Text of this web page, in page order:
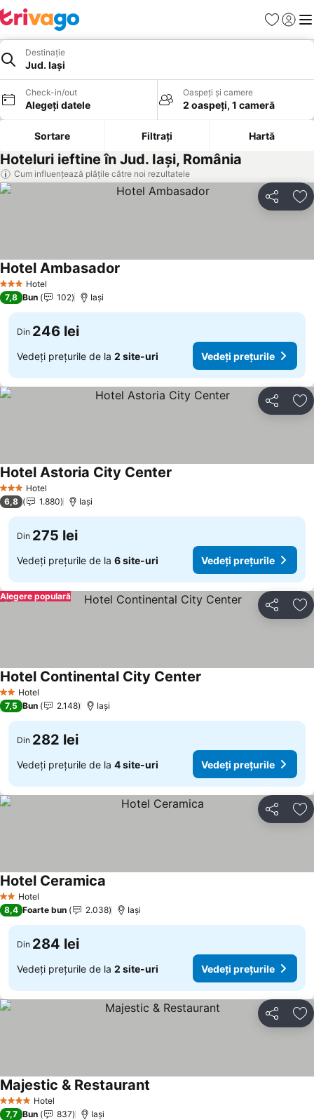
Favorite
Destinație
Jud. Iași
Check-in/out
Alegeți datele
Oaspeți și camere
2 oaspeți, 1 cameră
Sortare Filtrați Hartă
Hoteluri ieftine în Jud. Iași, România
Cum influențează plățile către noi rezultatele
Distribuiți
3 SteleHotel
Hotel Ambasador
7,8 Bun 102 Iaşi
Din 246 lei
Vedeți prețurile de la 2 site-uri Vedeți prețurile
Distribuiți
3 SteleHotel
Hotel Astoria City Center
6,8 1.880 Iaşi
Din 275 lei
Vedeți prețurile de la 6 site-uri Vedeți prețurile
Distribuiți
Alegere populară
2 SteleHotel
Hotel Continental City Center
7,5 Bun 2.148 Iaşi
Din 282 lei
Vedeți prețurile de la 4 site-uri Vedeți prețurile
Distribuiți
2 SteleHotel
Hotel Ceramica
8,4 Foarte bun 2.038 Iaşi
Din 284 lei
Vedeți prețurile de la 2 site-uri Vedeți prețurile
Distribuiți
4 Stele Hotel
Majestic & Restaurant
7,7 Bun 837 Iaşi